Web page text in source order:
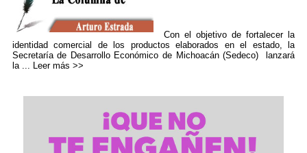
Con el objetivo de fortalecer la
identidad comercial de los productos elaborados en el estado, la
Secretaría de Desarrollo Económico de Michoacán (Sedeco) lanzará
la ... Leer más >>